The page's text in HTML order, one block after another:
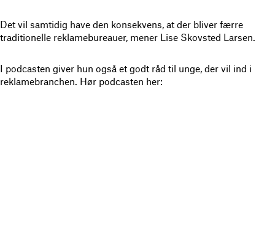
Det vil samtidig have den konsekvens, at der bliver færre
traditionelle reklamebureauer, mener Lise Skovsted Larsen.
I podcasten giver hun også et godt råd til unge, der vil ind i
reklamebranchen. Hør podcasten her: